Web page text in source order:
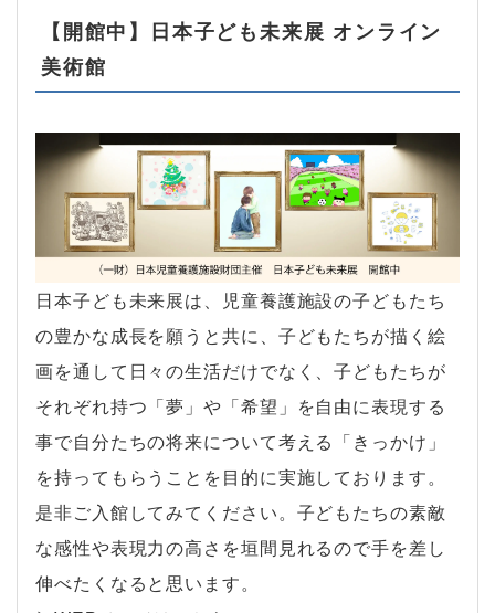
【開館中】日本子ども未来展 オンライン
美術館
日本子ども未来展は、児童養護施設の子どもたち
の豊かな成長を願うと共に、子どもたちが描く絵
画を通して日々の生活だけでなく、子どもたちが
それぞれ持つ「夢」や「希望」を自由に表現する
事で自分たちの将来について考える「きっかけ」
を持ってもらうことを目的に実施しております。
是非ご入館してみてください。子どもたちの素敵
な感性や表現力の高さを垣間見れるので手を差し
伸べたくなると思います。